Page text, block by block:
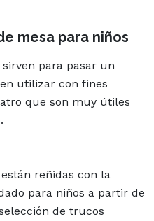
mesa para niños
sirven para pasar un
utilizar con fines
que son muy útiles
reñidas con la
para niños a partir de
de trucos